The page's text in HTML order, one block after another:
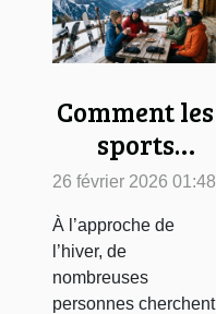
Comment les
sports
d’hiver
influencent
votre bien-
être ?
26 février 2026 01:48
À l’approche de
l’hiver, de
nombreuses
personnes cherchent